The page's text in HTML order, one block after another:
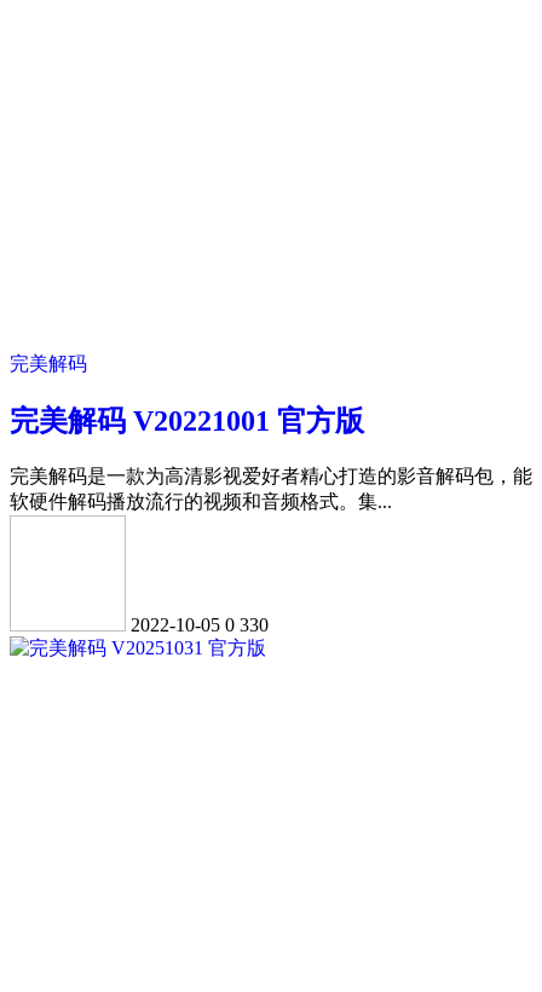
完美解码
完美解码 V20221001 官方版
完美解码是一款为高清影视爱好者精心打造的影音解码包，能
软硬件解码播放流行的视频和音频格式。集...
2022-10-05 0 330